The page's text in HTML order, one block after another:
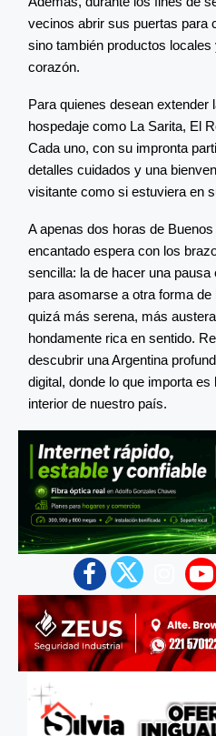
vecinos abrir sus puertas para
sino también productos
corazón.
Para quienes desean extender
hospedaje como La Sarita, El
Cada uno, con su impronta
detalles cuidados y una
visitante como si estuviera en
A apenas dos horas de
encantado espera con los
sencilla: la de hacer una
para asomarse a otra forma
quizá más serena, más
hondamente rica en sentido.
descubrir una Argentina
digital, donde lo que importa
interior de nuestro país.